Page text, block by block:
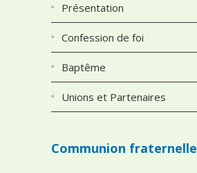
Présentation
Confession de foi
Baptême
Unions et Partenaires
Communion fraternelle